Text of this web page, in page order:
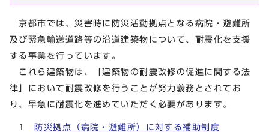
京都市では、災害時に防災活動拠点となる病院・避難所
及び緊急輸送道路等の沿道建築物について、耐震化を支援
する事業を行っています。
これら建築物は、「建築物の耐震改修の促進に関する法
律」において耐震改修を行うことが努力義務とされてお
り、早急に耐震化を進めていただく必要があります。
1 防災拠点（病院・避難所）に対する補助制度